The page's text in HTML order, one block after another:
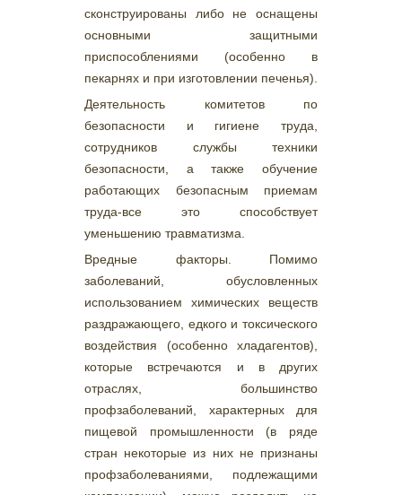
сконструированы либо не оснащены
основными защитными
приспособлениями (особенно в
пекарнях и при изготовлении печенья).
Деятельность комитетов по
безопасности и гигиене труда,
сотрудников службы техники
безопасности, а также обучение
работающих безопасным приемам
труда-все это способствует
уменьшению травматизма.
Вредные факторы. Помимо
заболеваний, обусловленных
использованием химических веществ
раздражающего, едкого и токсического
воздействия (особенно хладагентов),
которые встречаются и в других
отраслях, большинство
профзаболеваний, характерных для
пищевой промышленности (в ряде
стран некоторые из них не признаны
профзаболеваниями, подлежащими